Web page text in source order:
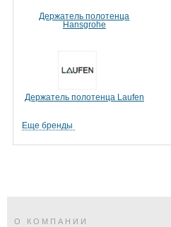
Держатель полотенца
Hansgrohe
Держатель полотенца Laufen
Еще бренды
О КОМПАНИИ